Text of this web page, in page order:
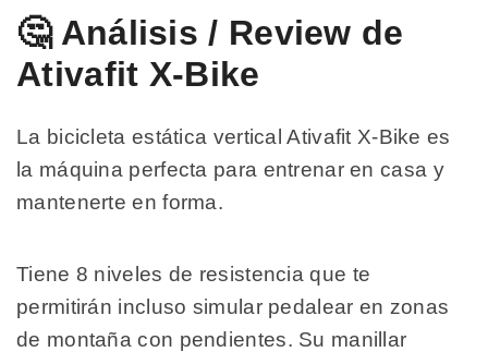
🤔 Análisis / Review de
Ativafit X-Bike
La bicicleta estática vertical Ativafit X-Bike es
la máquina perfecta para entrenar en casa y
mantenerte en forma.
Tiene 8 niveles de resistencia que te
permitirán incluso simular pedalear en zonas
de montaña con pendientes. Su manillar